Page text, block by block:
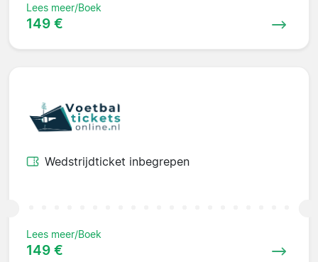
Lees meer/Boek
149 €
Wedstrijdticket inbegrepen
Lees meer/Boek
149 €